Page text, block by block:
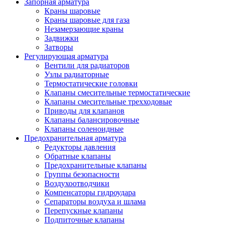
Краны шаровые
Краны шаровые для газа
Незамерзающие краны
Задвижки
Затворы
Регулирующая арматура
Вентили для радиаторов
Узлы радиаторные
Термостатические головки
Клапаны смесительные термостатические
Клапаны смесительные трехходовые
Приводы для клапанов
Клапаны балансировочные
Клапаны соленоидные
Предохранительная арматура
Редукторы давления
Обратные клапаны
Предохранительные клапаны
Группы безопасности
Воздухоотводчики
Компенсаторы гидроудара
Сепараторы воздуха и шлама
Перепускные клапаны
Подпиточные клапаны